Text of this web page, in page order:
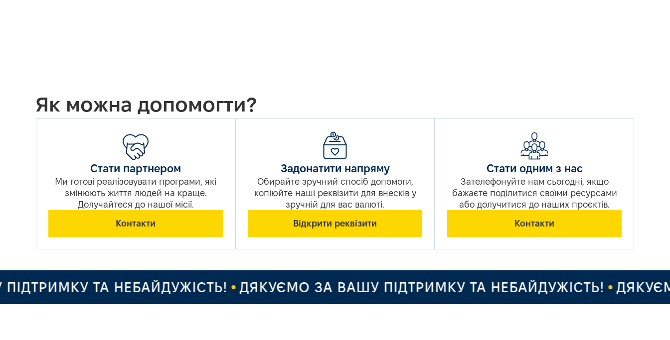
Як можна допомогти?
Стати партнером
Ми готові реалізовувати програми, які
змінюють життя людей на краще.
Долучайтеся до нашої місії.
Контакти
Задонатити напряму
Обирайте зручний спосіб допомоги,
копіюйте наші реквізити для внесків у
зручній для вас валюті.
Відкрити реквізити
Стати одним з нас
Зателефонуйте нам сьогодні, якщо
бажаєте поділитися своїми ресурсами
або долучитися до наших проєктів.
Контакти
ТА НЕБАЙДУЖІСТЬ! ДЯКУЄМО ЗА ВАШУ ПІДТРИМКУ ТА НЕБАЙДУЖІСТЬ! ДЯКУЄМО